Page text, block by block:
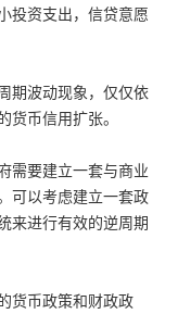
投资支出，信贷意愿
期波动现象，仅仅依
币信用扩张。
需要建立一套与商业
可以考虑建立一套政
来进行有效的逆周期
货币政策和财政政